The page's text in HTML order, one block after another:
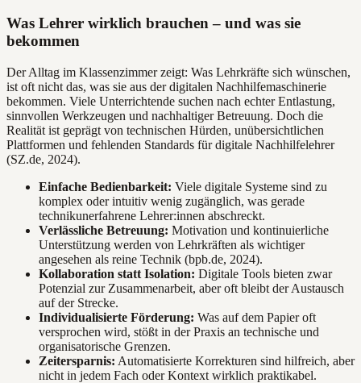
Was Lehrer wirklich brauchen – und was sie
bekommen
Der Alltag im Klassenzimmer zeigt: Was Lehrkräfte sich wünschen,
ist oft nicht das, was sie aus der digitalen Nachhilfemaschinerie
bekommen. Viele Unterrichtende suchen nach echter Entlastung,
sinnvollen Werkzeugen und nachhaltiger Betreuung. Doch die
Realität ist geprägt von technischen Hürden, unübersichtlichen
Plattformen und fehlenden Standards für digitale Nachhilfelehrer
(SZ.de, 2024).
Einfache Bedienbarkeit: Viele digitale Systeme sind zu
komplex oder intuitiv wenig zugänglich, was gerade
technikunerfahrene Lehrer:innen abschreckt.
Verlässliche Betreuung: Motivation und kontinuierliche
Unterstützung werden von Lehrkräften als wichtiger
angesehen als reine Technik (bpb.de, 2024).
Kollaboration statt Isolation: Digitale Tools bieten zwar
Potenzial zur Zusammenarbeit, aber oft bleibt der Austausch
auf der Strecke.
Individualisierte Förderung: Was auf dem Papier oft
versprochen wird, stößt in der Praxis an technische und
organisatorische Grenzen.
Zeitersparnis: Automatisierte Korrekturen sind hilfreich, aber
nicht in jedem Fach oder Kontext wirklich praktikabel.